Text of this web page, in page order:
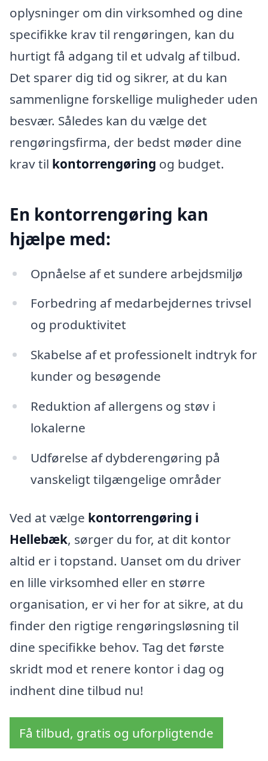
oplysninger om din virksomhed og dine
specifikke krav til rengøringen, kan du
hurtigt få adgang til et udvalg af tilbud.
Det sparer dig tid og sikrer, at du kan
sammenligne forskellige muligheder uden
besvær. Således kan du vælge det
rengøringsfirma, der bedst møder dine
krav til kontorrengøring og budget.
En kontorrengøring kan
hjælpe med:
Opnåelse af et sundere arbejdsmiljø
Forbedring af medarbejdernes trivsel
og produktivitet
Skabelse af et professionelt indtryk for
kunder og besøgende
Reduktion af allergens og støv i
lokalerne
Udførelse af dybderengøring på
vanskeligt tilgængelige områder
Ved at vælge kontorrengøring i
Hellebæk, sørger du for, at dit kontor
altid er i topstand. Uanset om du driver
en lille virksomhed eller en større
organisation, er vi her for at sikre, at du
finder den rigtige rengøringsløsning til
dine specifikke behov. Tag det første
skridt mod et renere kontor i dag og
indhent dine tilbud nu!
Få tilbud, gratis og uforpligtende